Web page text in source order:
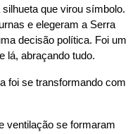
que virou símbolo.
e elegeram a Serra
decisão política. Foi um
lá, abraçando tudo.
foi se transformando com
ventilação se formaram